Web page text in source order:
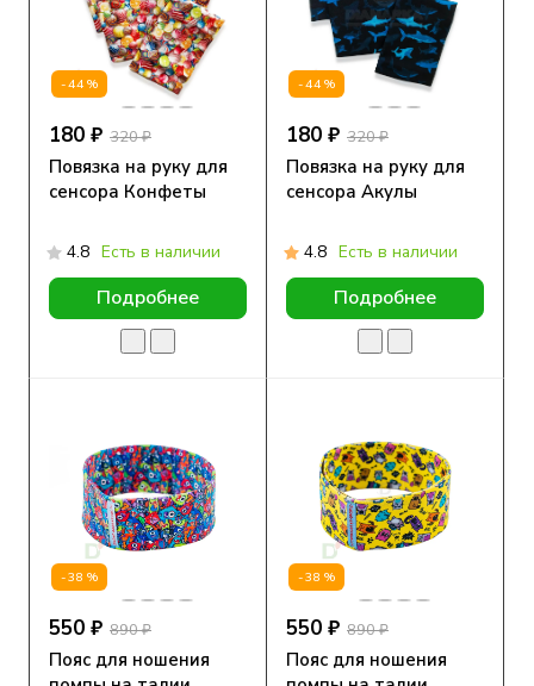
-44%
180 ₽ 320 ₽
Повязка на руку для
сенсора Конфеты
4.8 Есть в наличии
Подробнее
-44%
180 ₽ 320 ₽
Повязка на руку для
сенсора Акулы
4.8 Есть в наличии
Подробнее
-38%
550 ₽ 890 ₽
Пояс для ношения
-38%
550 ₽ 890 ₽
Пояс для ношения